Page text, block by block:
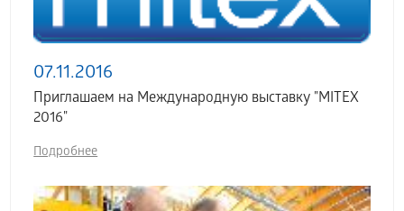
07.11.2016
Приглашаем на Международную выставку "MITEX
2016"
Подробнее